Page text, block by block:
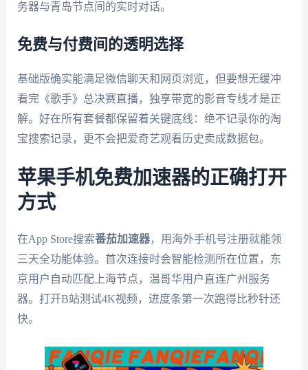
务器与青岛节点间的实时对话。
免费与付费间的透明选择
基础版确实能满足微信聊天和网页浏览，但要想无缓冲
看完《歌手》总决赛直播，独享带宽的影音专线才是正
解。好在所有套餐都保留着关键底线：绝不记录你的淘
宝搜索记录，更不会把爱奇艺观看历史卖成数据包。
苹果手机免费加速器的正确打开
方式
在App Store搜索番茄加速器，用海外手机号注册就能领
三天全功能体验。首次连接时会智能检测所在位置，东
京用户自动匹配上海节点，温哥华用户直连广州服务
器。打开B站测试4K视频，进度条第一次跑得比秒针还
快。